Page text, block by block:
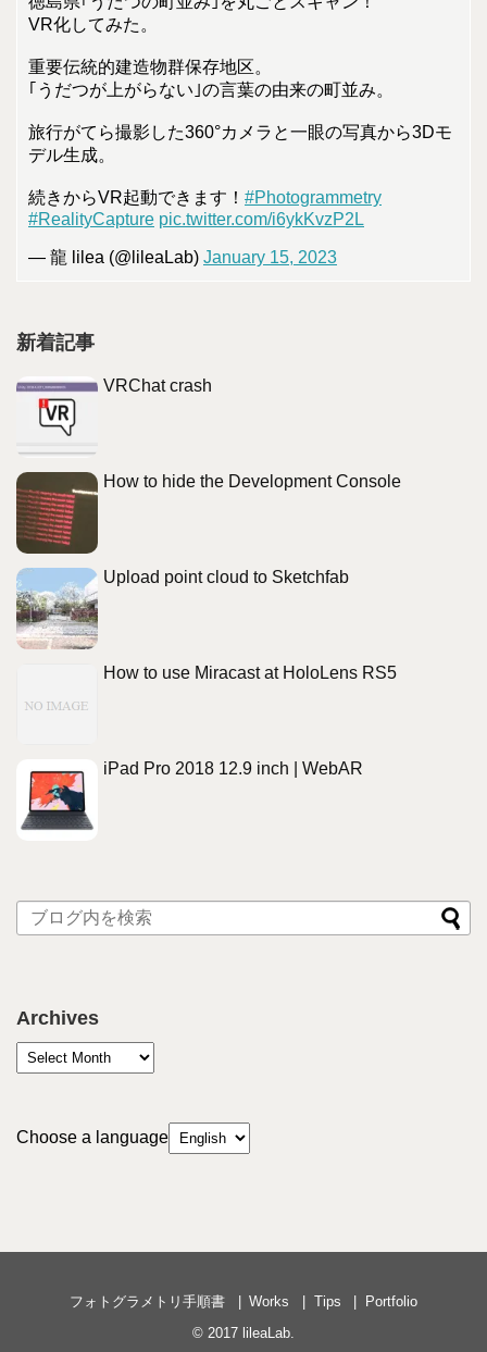
VR化してみた。
重要伝統的建造物群保存地区。
｢うだつが上がらない｣の言葉の由来の町並み。
旅行がてら撮影した360°カメラと一眼の写真から3Dモ
デル生成。
続きからVR起動できます！ #Photogrammetry
#RealityCapture pic.twitter.com/i6ykKvzP2L
— 龍 lilea (@lileaLab) January 15, 2023
新着記事
VRChat crash
How to hide the Development Console
Upload point cloud to Sketchfab
How to use Miracast at HoloLens RS5
iPad Pro 2018 12.9 inch | WebAR
Archives
Choose a language
フォトグラメトリ手順書 Works Tips
Portfolio
© 2017 lileaLab.